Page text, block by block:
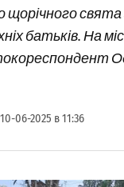
щорічного
батьків. На
10-06-2025 в 11:36